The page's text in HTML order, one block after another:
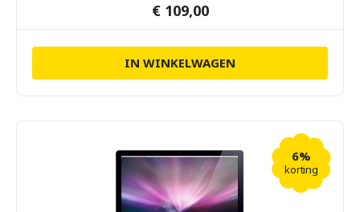
€ 109,00
IN WINKELWAGEN
6%
korting